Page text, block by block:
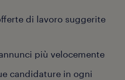
di lavoro suggerite
più velocemente
candidature in ogni